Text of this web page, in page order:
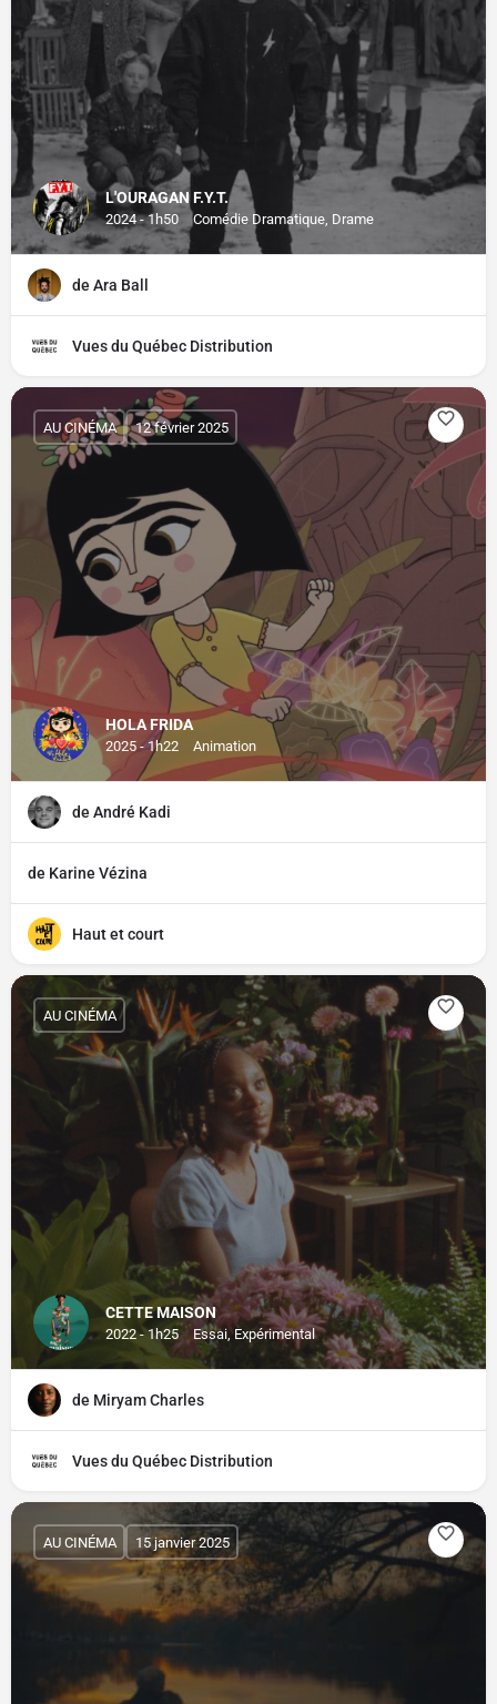
L'OURAGAN F.Y.T.
2024 - 1h50 Comédie Dramatique, Drame
de Ara Ball
Vues du Québec Distribution
HOLA FRIDA
2025 - 1h22 Animation
AU CINÉMA 12 février 2025
de André Kadi
de Karine Vézina
Haut et court
CETTE MAISON
2022 - 1h25 Essai, Expérimental
AU CINÉMA
de Miryam Charles
Vues du Québec Distribution
AU CINÉMA 15 janvier 2025